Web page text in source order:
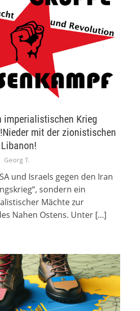
imperialistischen Krieg
mit der zionistischen
Georg T.
und Israels gegen den Iran
sondern ein
Mächte zur
Nahen Ostens. Unter [...]